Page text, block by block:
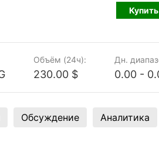
Купить
Объём (24ч):
230.00 $
Дн.
0.00 -
Обсуждение Аналитика